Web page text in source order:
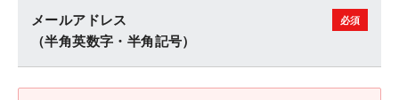
メールアドレス
（半角英数字・半角記号）